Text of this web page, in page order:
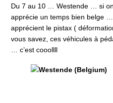
Du 7 au 10 … Westende … si
apprécie un temps bien belge
apprécient le pistax (
vous savez, ces véhicules à
… c’est cooollll